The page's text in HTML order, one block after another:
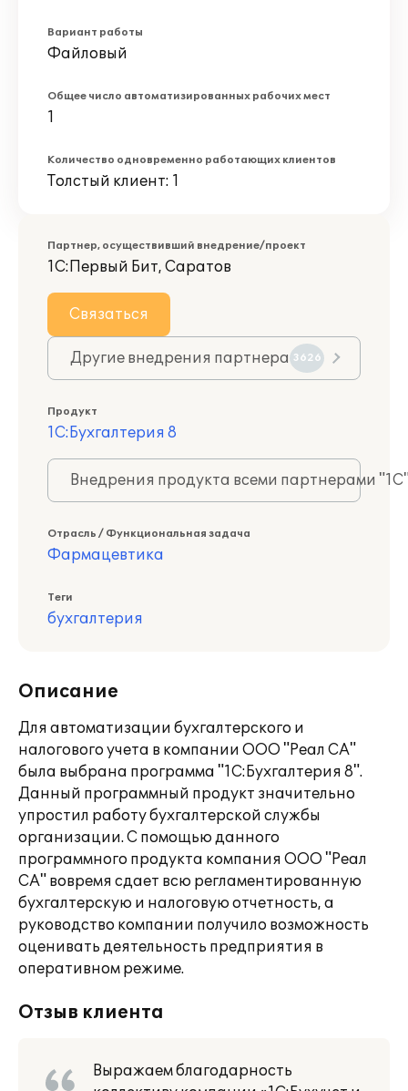
Вариант работы
Файловый
Общее число автоматизированных рабочих мест
1
Количество одновременно работающих клиентов
Толстый клиент: 1
Партнер, осуществивший внедрение/проект
1С:Первый Бит, Саратов
Связаться
Другие внедрения партнера 3626
Продукт
1С:Бухгалтерия 8
Внедрения продукта всеми партнерами
Отрасль / Функциональная задача
Фармацевтика
Теги
бухгалтерия
Описание
Для автоматизации бухгалтерского и
налогового учета в компании ООО "Реал СА"
была выбрана программа "1С:Бухгалтерия 8".
Данный программный продукт значительно
упростил работу бухгалтерской службы
организации. С помощью данного
программного продукта компания ООО "Реал
СА" вовремя сдает всю регламентированную
бухгалтерскую и налоговую отчетность, а
руководство компании получило возможность
оценивать деятельность предприятия в
оперативном режиме.
Отзыв клиента
Выражаем благодарность